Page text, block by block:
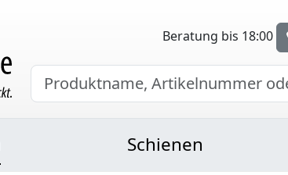
Beratung bis 18:00
Schienen